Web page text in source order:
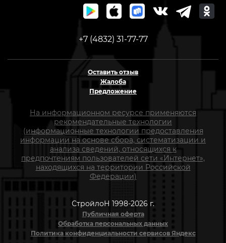
+7 (4832) 31-77-77
Оставить отзыв
Жалоба
Предложение
На информационном ресурсе применяются
рекомендательные технологии
(информационные технологии предоставления
информации на основе сбора, систематизации и
анализа сведений, относящихся к
предпочтениям пользователей сети «Интернет»,
находящихся на территории Российской
Федерации)
СтройлоН 1998-2026 г.
Публичная оферта
Обработка персональных данных
Политика конфиденциальности сервисов Яндекс